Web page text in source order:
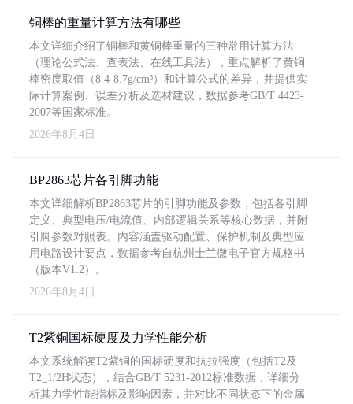
铜棒的重量计算方法有哪些
本文详细介绍了铜棒和黄铜棒重量的三种常用计算方法
（理论公式法、查表法、在线工具法），重点解析了黄铜
棒密度取值（8.4-8.7g/cm³）和计算公式的差异，并提供实
际计算案例、误差分析及选材建议，数据参考GB/T 4423-
2007等国家标准。
2026年8月4日
BP2863芯片各引脚功能
本文详细解析BP2863芯片的引脚功能及参数，包括各引脚
定义、典型电压/电流值、内部逻辑关系等核心数据，并附
引脚参数对照表。内容涵盖驱动配置、保护机制及典型应
用电路设计要点，数据参考自杭州士兰微电子官方规格书
（版本V1.2）。
2026年8月4日
T2紫铜国标硬度及力学性能分析
本文系统解读T2紫铜的国标硬度和抗拉强度（包括T2及
T2_1/2H状态），结合GB/T 5231-2012标准数据，详细分
析其力学性能指标及影响因素，并对比不同状态下的金属